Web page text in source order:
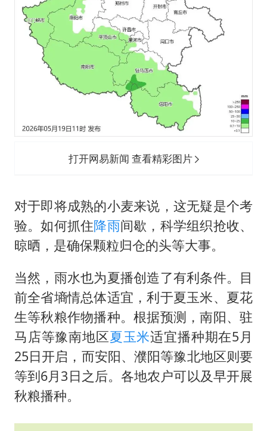
打开网易新闻 查看精彩图片
对于即将成熟的小麦来说，这无疑是个考
验。如何抓住降雨间歇，科学组织抢收、
晾晒，是确保颗粒归仓的头等大事。
当然，雨水也为夏播创造了有利条件。目
前全省墒情总体适宜，利于夏玉米、夏花
生等秋粮作物播种。根据预测，南阳、驻
马店等豫南地区夏玉米适宜播种期在5月
25日开启，而安阳、濮阳等豫北地区则要
等到6月3日之后。各地农户可以及早开展
秋粮播种。